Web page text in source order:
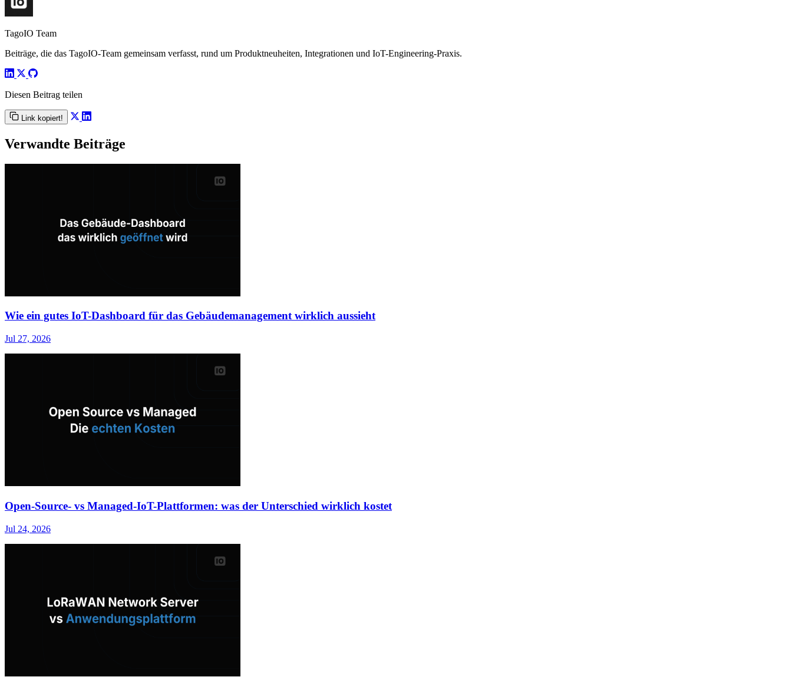
TagoIO Team
Beiträge, die das TagoIO-Team gemeinsam verfasst, rund um Produktneuheiten, Integrationen und IoT-Engineering-Praxis.
Diesen Beitrag teilen
Link kopiert!
Verwandte Beiträge
Wie ein gutes IoT-Dashboard für das Gebäudemanagement wirklich aussieht
Jul 27, 2026
Open-Source- vs Managed-IoT-Plattformen: was der Unterschied wirklich kostet
Jul 24, 2026